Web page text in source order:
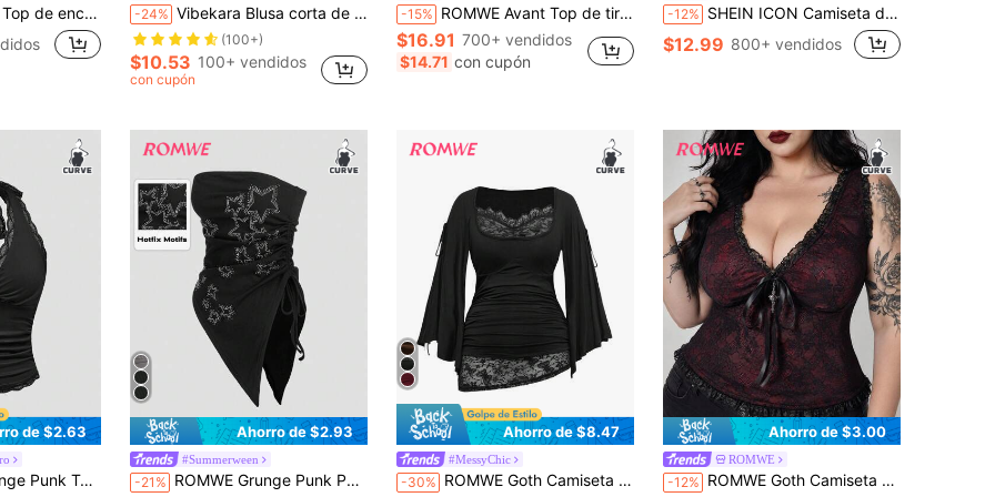
Y2K, elegante para ir a la oficina, escote corazón, mangas con volantes y bajo asimétrico -24% Vibekara Blusa corta de 2 en 1 con cuello en V profundo, manga larga y parches de encaje, sexy y cautivadora, talla grande
(100+)
$10.53 100+ vendidos
con cupón
-15% ROMWE Avant Top de tirantes con decoración de tigre y estrella remachada, estilo retro y urbano para mujer talla grande
$16.91 700+ vendidos
$14.71 con cupón
-12% SHEIN ICON Camiseta de moda con mangas con volantes y estampado de leopardo para mujer de talla grande
$12.99 800+ vendidos
de $2.63
espalda descubierta para mujer talla grande
Ahorro de $2.93
#Summerween
-21% ROMWE Grunge Punk Parte superior asimétrica sin tirantes con strass en forma de estrella y bajo con cordón para mujeres de talla grande, para festival de música punk, verano, escuela, carnaval
Ahorro de $8.47
#MessyChic
-30% ROMWE Goth Camiseta de mujer de manga de murciélago suelta con cuello de escote y adorno de encaje para tallas grandes
Ahorro de $3.00
ROMWE
-12% ROMWE Goth Camiseta de tirantes con lazo de cinta de encaje, contraste de color y colgante de cruz para tallas grandes con estilo gótico